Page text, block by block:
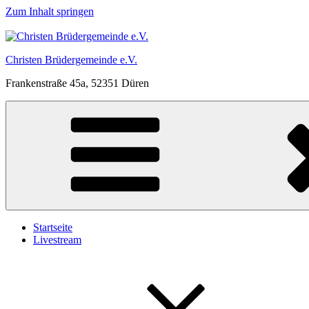
Zum Inhalt springen
Christen Brüdergemeinde e.V.
Frankenstraße 45a, 52351 Düren
Startseite
Livestream